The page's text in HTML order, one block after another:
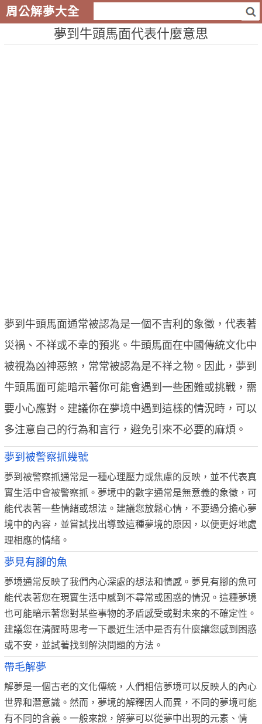
周公解夢大全
夢到牛頭馬面代表什麼意思
夢到牛頭馬面通常被認為是一個不吉利的象徵，代表著
災禍、不祥或不幸的預兆。牛頭馬面在中國傳統文化中
被視為凶神惡煞，常常被認為是不祥之物。因此，夢到
牛頭馬面可能暗示著你可能會遇到一些困難或挑戰，需
要小心應對。建議你在夢境中遇到這樣的情況時，可以
多注意自己的行為和言行，避免引來不必要的麻煩。
夢到被警察抓幾號
夢到被警察抓通常是一種心理壓力或焦慮的反映，並不代表真
實生活中會被警察抓。夢境中的數字通常是無意義的象徵，可
能代表著一些情緒或想法。建議您放鬆心情，不要過分擔心夢
境中的內容，並嘗試找出導致這種夢境的原因，以便更好地處
理相應的情緒。
夢見有腳的魚
夢境通常反映了我們內心深處的想法和情感。夢見有腳的魚可
能代表著您在現實生活中感到不尋常或困惑的情況。這種夢境
也可能暗示著您對某些事物的矛盾感受或對未來的不確定性。
建議您在清醒時思考一下最近生活中是否有什麼讓您感到困惑
或不安，並試著找到解決問題的方法。
帶毛解夢
解夢是一個古老的文化傳統，人們相信夢境可以反映人的內心
世界和潛意識。然而，夢境的解釋因人而異，不同的夢境可能
有不同的含義。一般來說，解夢可以從夢中出現的元素、情